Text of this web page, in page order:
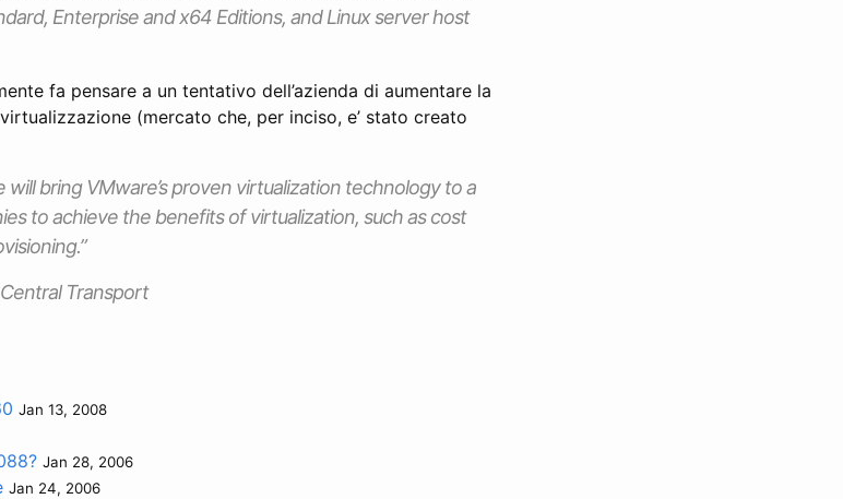
Enterprise and x64 Editions, and Linux server host
fa pensare a un tentativo dell’azienda di aumentare la
(mercato che, per inciso, e’ stato creato
bring VMware’s proven virtualization technology to a
to achieve the benefits of virtualization, such as cost
Transport
Jan 13, 2008
Jan 28, 2006
Jan 24, 2006